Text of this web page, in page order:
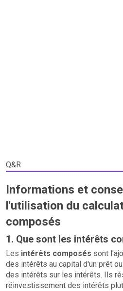
Q&R
Informations et
l'utilisation du
composés
1. Que sont les intérêts
Les intérêts composés sont
des intérêts au capital d'un prêt
des intérêts sur les intérêts. Ils
réinvestissement des intérêts